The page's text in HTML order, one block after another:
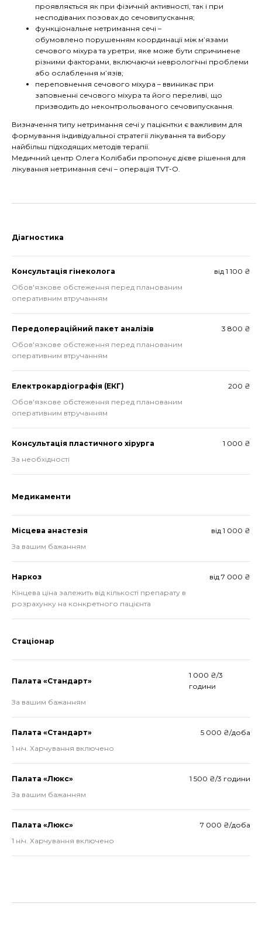
проявляється як при фізичній активності, так і при
несподіваних позовах до сечовипускання;
функціональне нетримання сечі –
обумовлено порушенням координації між м’язами
сечового міхура та уретри, яке може бути спричинене
різними факторами, включаючи неврологічні проблеми
або ослаблення м’язів;
переповнення сечового міхура – ввиникає при
заповненні сечового міхура та його переливі, що
призводить до неконтрольованого сечовипускання.
Визначення типу нетримання сечі у пацієнтки є важливим для
формування індивідуальної стратегії лікування та вибору
найбільш підходящих методів терапії.
Медичний центр Олега Колібаби пропонує дієве рішення для
лікування нетримання сечі – операція TVT-O.
Діагностика
Консультація гінеколога
від 1 100 ₴
Обов'язкове обстеження перед планованим
оперативним втручанням
Передопераційний пакет аналізів
3 800 ₴
Обов'язкове обстеження перед планованим
оперативним втручанням
Електрокардіографія (ЕКГ)
200 ₴
Обов'язкове обстеження перед планованим
оперативним втручанням
Консультація пластичного хірурга
1 000 ₴
За необхідності
Медикаменти
Місцева анастезія
від 1 000 ₴
За вашим бажанням
Наркоз
від 7 000 ₴
Кінцева ціна залежить від кількості препарату в
розрахунку на конкретного пацієнта
Стаціонар
Палата «Стандарт»
1 000 ₴/3
години
За вашим бажанням
Палата «Стандарт»
5 000 ₴/доба
1 ніч. Харчування включено
Палата «Люкс»
1 500 ₴/3 години
За вашим бажанням
Палата «Люкс»
7 000 ₴/доба
1 ніч. Харчування включено